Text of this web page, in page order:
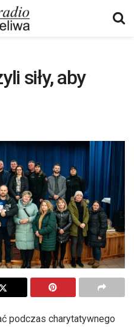
siły, aby
podczas charytatywnego